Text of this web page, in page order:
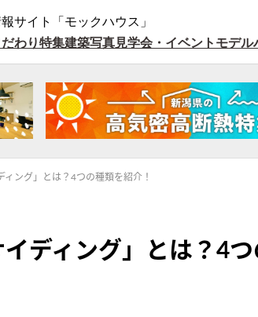
サイト「モックハウス」
だわり特集建築写真見学会・イベント モデル
ング」とは？4つの種類を紹介！
ディング」とは？4